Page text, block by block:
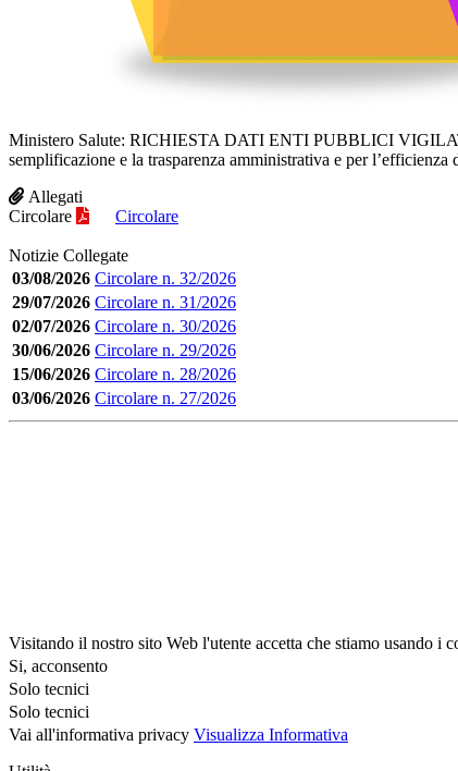
Ministero Salute: RICHIESTA DATI ENTI PUBBLICI
semplificazione e la trasparenza amministrativa e per
Allegati
Circolare
Circolare
Notizie Collegate
03/08/2026 Circolare n. 32/2026
29/07/2026 Circolare n. 31/2026
02/07/2026 Circolare n. 30/2026
30/06/2026 Circolare n. 29/2026
15/06/2026 Circolare n. 28/2026
03/06/2026 Circolare n. 27/2026
Visitando il nostro sito Web l'utente accetta che stiamo usando i
Si, acconsento
Solo tecnici
Solo tecnici
Vai all'informativa privacy Visualizza Informativa